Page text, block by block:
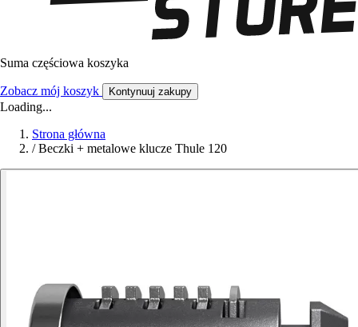
Suma częściowa koszyka
Zobacz mój koszyk Kontynuuj zakupy
Loading...
Strona główna
/ Beczki + metalowe klucze Thule 120